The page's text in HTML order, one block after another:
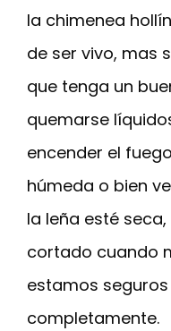
la chimenea
de ser vivo, mas
que tenga un
quemarse
encender el
húmeda o bien
la leña esté
cortado cuando
estamos
completamente.